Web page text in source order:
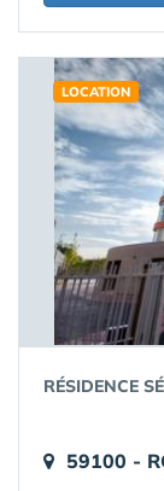
LOCATION
RÉSIDENCE
59100 -